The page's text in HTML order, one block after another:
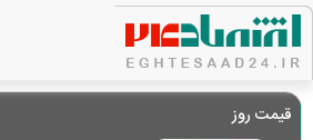
قیمت روز